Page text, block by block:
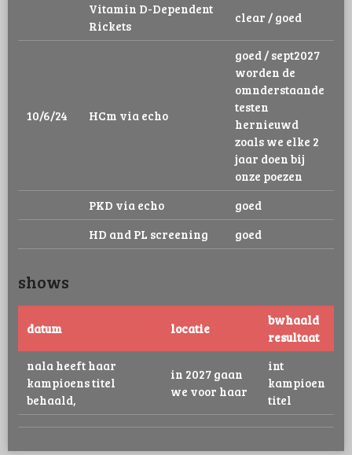
Vitamin D-Dependent
Rickets
clear / goed
10/6/24 HCm via echo
goed / sept2027
worden de
omnderstaande
testen
hernieuwd
zoals we elke 2
jaar doen bij
onze poezen
PKD via echo
goed
HD and PL screening
goed
shows
datum locatie
bwhaald
resultaat
nala heeft haar
kampioens titel
behaald,
in 2027 gaan
we voor haar
int
kampioen
titel